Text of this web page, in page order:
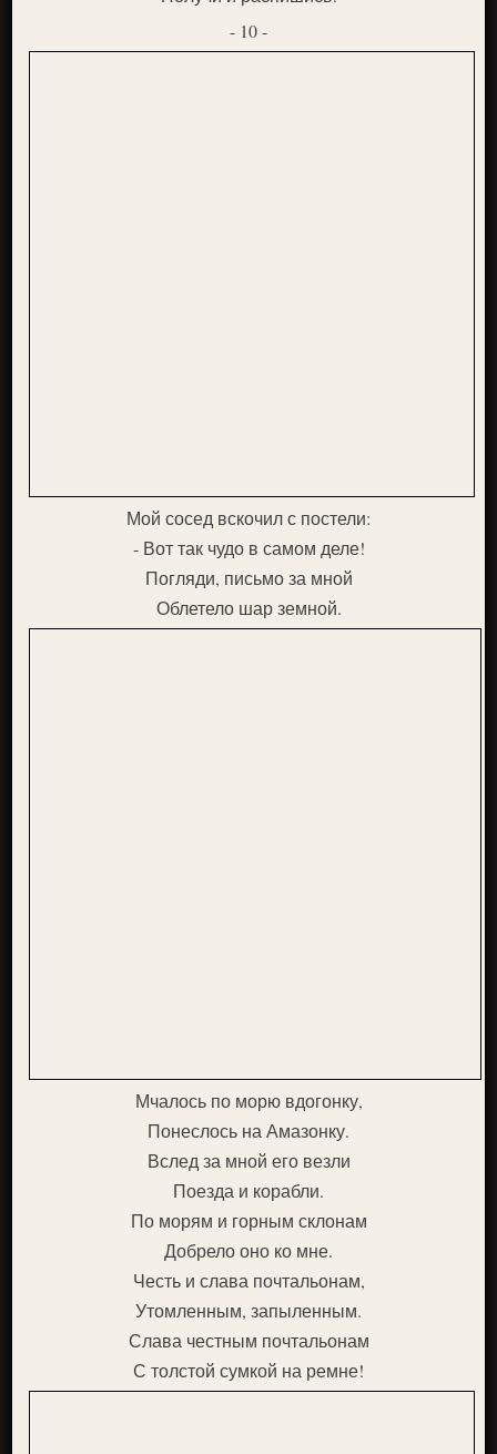
- 10 -
Мой сосед вскочил с постели:
- Вот так чудо в самом деле!
Погляди, письмо за мной
Облетело шар земной.
Мчалось по морю вдогонку,
Понеслось на Амазонку.
Вслед за мной его везли
Поезда и корабли.
По морям и горным склонам
Добрело оно ко мне.
Честь и слава почтальонам,
Утомленным, запыленным.
Слава честным почтальонам
С толстой сумкой на ремне!